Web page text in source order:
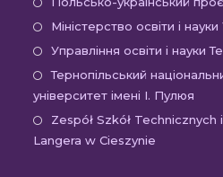
Міністерство освіти і науки
Управління освіти і науки
Тернопільський
університет імені І. Пулюя
Zespół Szkół Technicznych
Langera w Cieszynie